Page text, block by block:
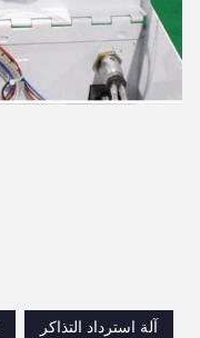
آلة استرداد التذاكر